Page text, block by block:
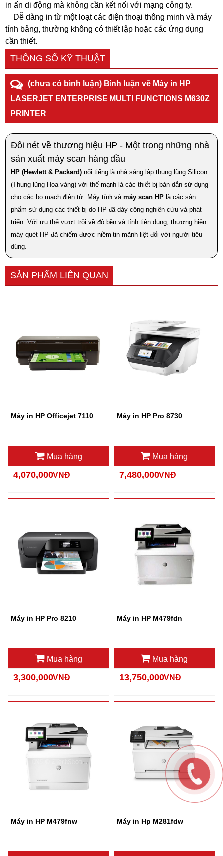
in ấn di động mà không cần kết nối với mạng công ty.
Dễ dàng in từ một loạt các điện thoại thông minh và máy
tính bảng, thường không có thiết lập hoặc các ứng dụng
cần thiết.
THÔNG SỐ KỸ THUẬT
(chưa có bình luận) Bình luận về Máy in HP
LASERJET ENTERPRISE MULTI FUNCTIONS M630Z
PRINTER
Đôi nét về thương hiệu HP - Một trong những nhà
sản xuất máy scan hàng đầu
HP (Hewlett & Packard) nổi tiếng là nhà sáng lập thung lũng Silicon
(Thung lũng Hoa vàng) với thế mạnh là các thiết bị bán dẫn sử dụng
cho các bo mạch điện tử. Máy tính vàmáy scan HP là các sản
phẩm sử dụng các thiết bị do HP đã dày công nghiên cứu và phát
triển. Với ưu thế vượt trội về độ bền và tính tiện dụng, thương hiện
máy quét HP đã chiếm được niềm tin mãnh liệt đối với người tiêu
dùng.
SẢN PHẨM LIÊN QUAN
Máy in HP Officejet 7110
Mua hàng
4,070,000VNĐ
Máy in HP Pro 8730
Mua hàng
7,480,000VNĐ
Máy in HP Pro 8210
Mua hàng
3,300,000VNĐ
Máy in HP M479fdn
Mua hàng
13,750,000VNĐ
Máy in HP M479fnw Máy in Hp M281fdw